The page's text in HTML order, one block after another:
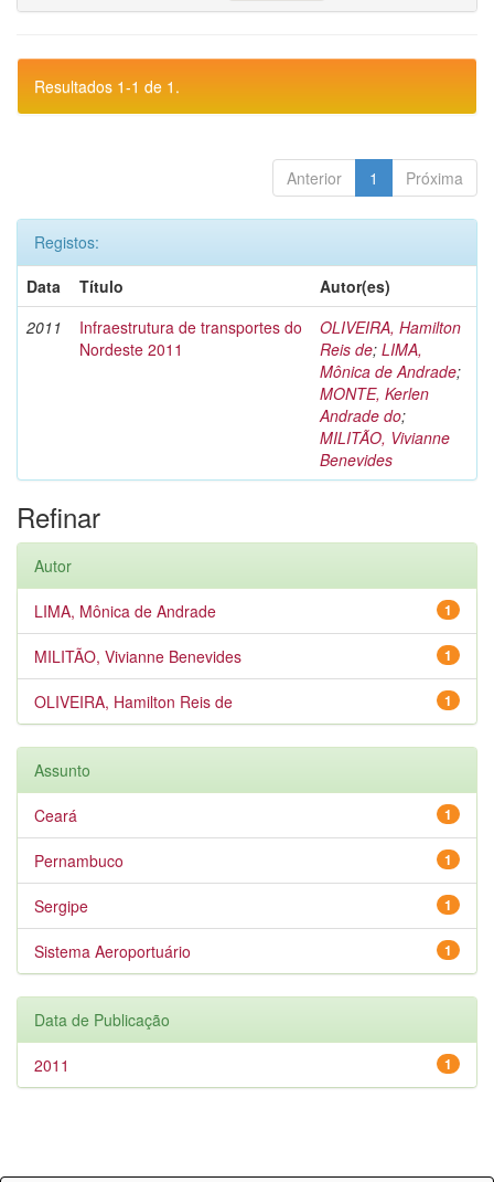
Resultados 1-1 de 1.
Anterior 1 Próxima
Registos:
Data
Título
Autor(es)
2011
Infraestrutura de transportes do
Nordeste 2011
OLIVEIRA, Hamilton
Reis de; LIMA,
Mônica de Andrade;
MONTE, Kerlen
Andrade do;
MILITÃO, Vivianne
Benevides
Refinar
Autor
1
LIMA, Mônica de Andrade
1
MILITÃO, Vivianne Benevides
1
OLIVEIRA, Hamilton Reis de
Assunto
1
Ceará
1
Pernambuco
1
Sergipe
1
Sistema Aeroportuário
Data de Publicação
1
2011